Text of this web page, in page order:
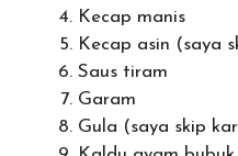
Kecap manis
Kecap asin (saya
Saus tiram
Garam
Gula (saya skip